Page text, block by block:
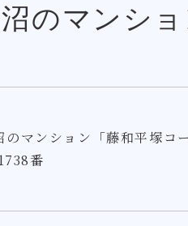
のマンシ
のマンション「藤和平塚
番